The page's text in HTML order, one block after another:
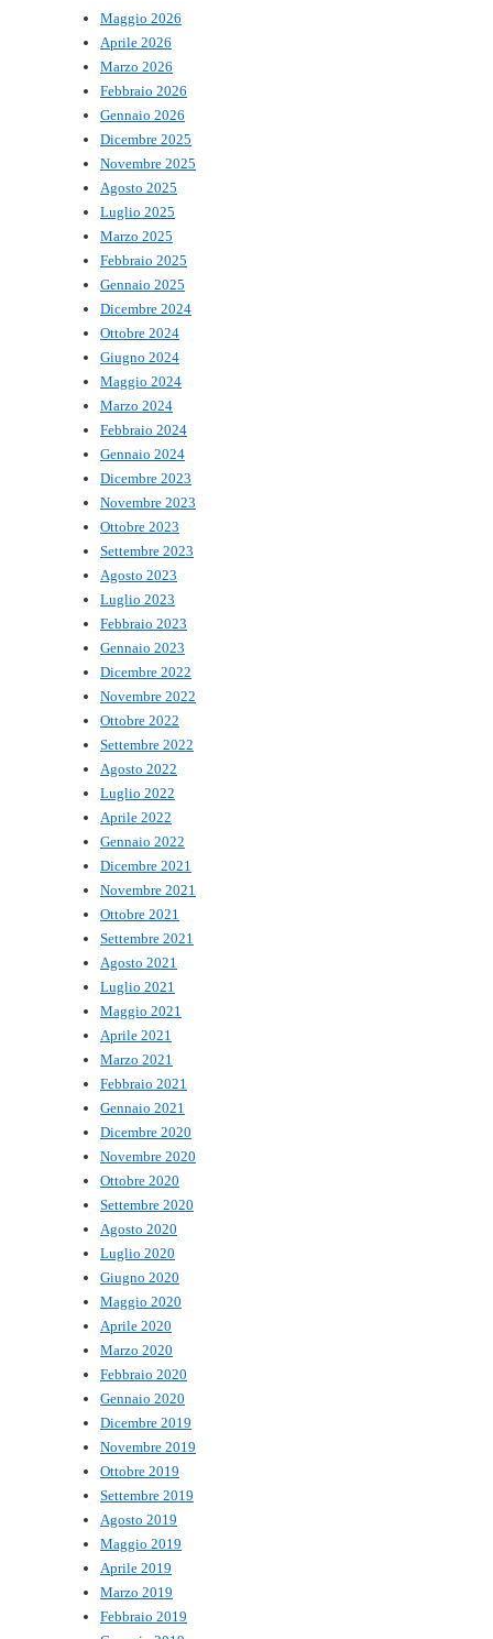
Maggio 2026
Aprile 2026
Marzo 2026
Febbraio 2026
Gennaio 2026
Dicembre 2025
Novembre 2025
Agosto 2025
Luglio 2025
Marzo 2025
Febbraio 2025
Gennaio 2025
Dicembre 2024
Ottobre 2024
Giugno 2024
Maggio 2024
Marzo 2024
Febbraio 2024
Gennaio 2024
Dicembre 2023
Novembre 2023
Ottobre 2023
Settembre 2023
Agosto 2023
Luglio 2023
Febbraio 2023
Gennaio 2023
Dicembre 2022
Novembre 2022
Ottobre 2022
Settembre 2022
Agosto 2022
Luglio 2022
Aprile 2022
Gennaio 2022
Dicembre 2021
Novembre 2021
Ottobre 2021
Settembre 2021
Agosto 2021
Luglio 2021
Maggio 2021
Aprile 2021
Marzo 2021
Febbraio 2021
Gennaio 2021
Dicembre 2020
Novembre 2020
Ottobre 2020
Settembre 2020
Agosto 2020
Luglio 2020
Giugno 2020
Maggio 2020
Aprile 2020
Marzo 2020
Febbraio 2020
Gennaio 2020
Dicembre 2019
Novembre 2019
Ottobre 2019
Settembre 2019
Agosto 2019
Maggio 2019
Aprile 2019
Marzo 2019
Febbraio 2019